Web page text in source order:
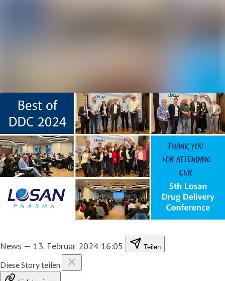
News — 13. Februar 2024 16:05 Teilen
Diese Story teilen